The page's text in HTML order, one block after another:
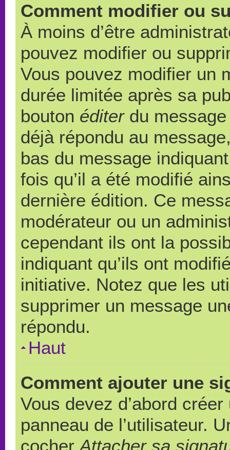
Comment modifier ou
À moins d’être
pouvez modifier ou
Vous pouvez modifier un
durée limitée après sa
bouton éditerdu message
déjà répondu au
bas du message
fois qu’il a été modifié
dernière édition. Ce
modérateur ou un
cependant ils ont la
indiquant qu’ils ont
initiative. Notez que les
supprimer un message
répondu.
Haut
Comment ajouter une
Vous devez d’abord
panneau de l’utilisateur.
cocher Attacher sa